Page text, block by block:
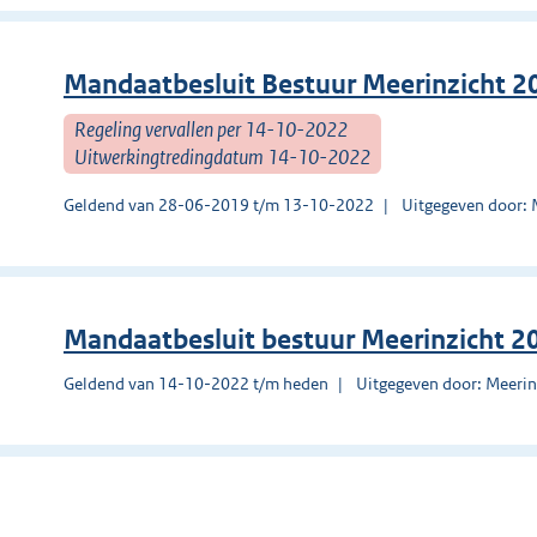
Mandaatbesluit Bestuur Meerinzicht
Regeling vervallen per 14-10-2022
Uitwerkingtredingdatum 14-10-2022
Geldend van 28-06-2019 t/m 13-10-2022 Uitgegeven door:
Mandaatbesluit bestuur Meerinzicht
Geldend van 14-10-2022 t/m heden Uitgegeven door: